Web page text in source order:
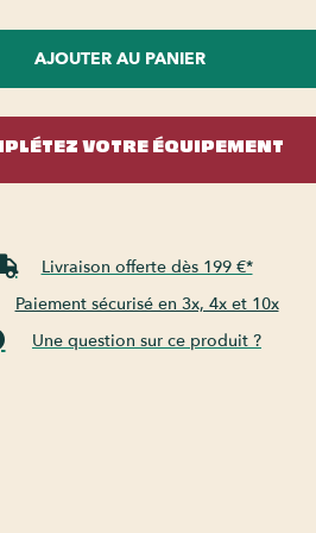
AJOUTER AU PANIER
VOTRE ÉQUIPEMENT
Livraison offerte dès 199 €*
Paiement sécurisé en 3x, 4x et 10x
Une question sur ce produit ?